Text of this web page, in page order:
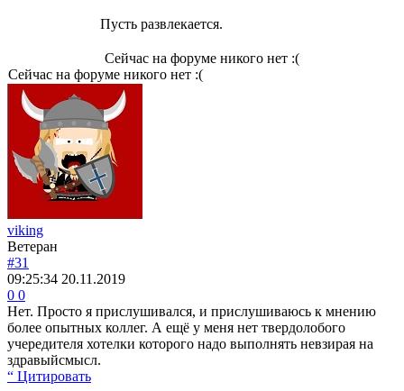
Пусть развлекается.
Сейчас на форуме никого нет :(
Сейчас на форуме никого нет :(
viking
Ветеран
#31
09:25:34 20.11.2019
0 0
Нет. Просто я прислушивался, и прислушиваюсь к мнению
более опытных коллег. А ещё у меня нет твердолобого
учередителя хотелки которого надо выполнять невзирая на
здравыйсмысл.
“ Цитировать